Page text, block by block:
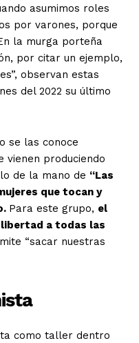
asumimos roles
por varones, porque
la murga porteña
por citar un ejemplo,
observan estas
del 2022 su último
se las conoce
produciendo
de la mano de “Las
que tocan y
Para este grupo, el
libertad a todas las
“sacar nuestras
como taller dentro